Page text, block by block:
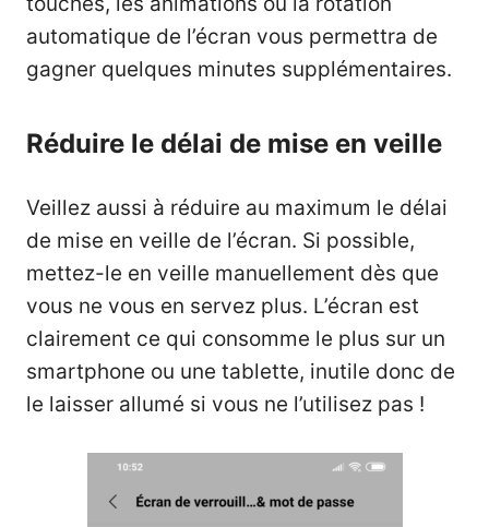
automatique de l’écran vous permettra de
gagner quelques minutes supplémentaires.
Réduire le délai de mise en veille
Veillez aussi à réduire au maximum le délai
de mise en veille de l’écran. Si possible,
mettez-le en veille manuellement dès que
vous ne vous en servez plus. L’écran est
clairement ce qui consomme le plus sur un
smartphone ou une tablette, inutile donc de
le laisser allumé si vous ne l’utilisez pas !